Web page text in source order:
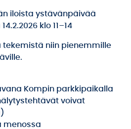
iloista ystävänpäivää
klo 11–14
tekemistä niin pienemmille
Kompin parkkipaikalla
voivat
menossa